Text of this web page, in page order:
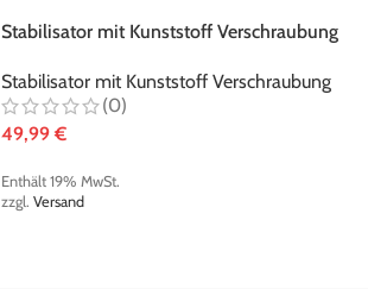
Stabilisator mit Kunststoff Verschraubung
Stabilisator mit Kunststoff Verschraubung
(0)
49,99€
Enthält 19% MwSt.
zzgl. Versand